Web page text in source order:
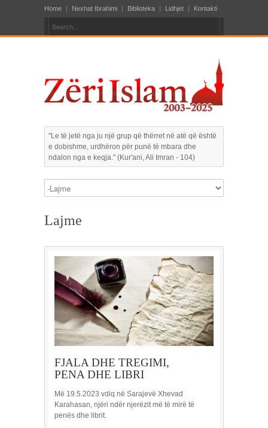
Home Nexhat Ibrahimi Biblioteka Lidhjet Kontakti
"Le të jetë nga ju një grup që thërret në atë që është
e dobishme, urdhëron për punë të mbara dhe
ndalon nga e keqja." (Kur'ani, Ali Imran - 104)
Lajme
FJALA DHE TREGIMI,
PENA DHE LIBRI
Më 19.5.2023 vdiq në Sarajevë Xhevad
Karahasan, njëri ndër njerëzit më të mirë të
penës dhe librit.